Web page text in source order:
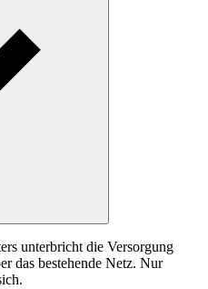
unterbricht die Versorgung
das bestehende Netz. Nur